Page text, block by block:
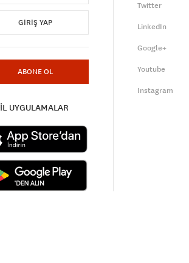
GIRIŞ YAP
ABONE OL
UYGULAMALAR
Twitter
LinkedIn
Google+
Youtube
Instagram